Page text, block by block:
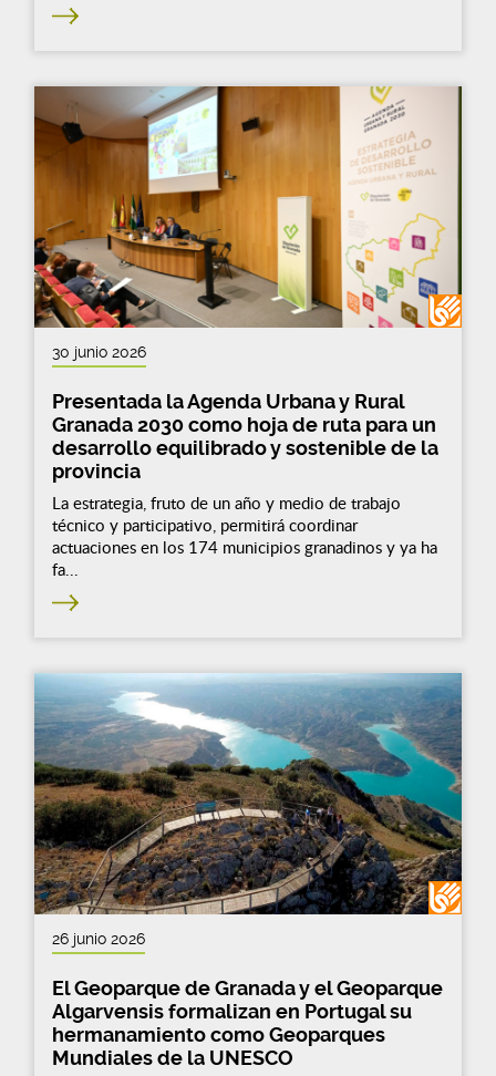
30 junio 2026
Presentada la Agenda Urbana y Rural
Granada 2030 como hoja de ruta para un
desarrollo equilibrado y sostenible de la
provincia
La estrategia, fruto de un año y medio de trabajo
técnico y participativo, permitirá coordinar
actuaciones en los 174 municipios granadinos y ya ha
fa...
26 junio 2026
El Geoparque de Granada y el Geoparque
Algarvensis formalizan en Portugal su
hermanamiento como Geoparques
Mundiales de la UNESCO